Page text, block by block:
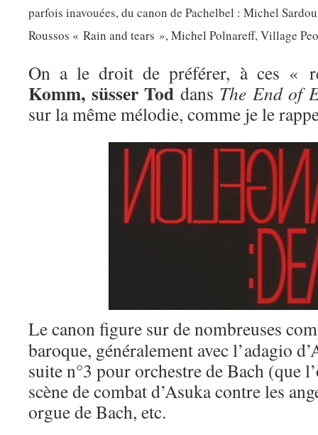
parfois inavouées, du canon de Pachelbel : Michel
Roussos « Rain and tears », Michel Polnareff, Village
On a le droit de préférer, à ces «
Komm, süsser Tod dans The End of
sur la même mélodie, comme je le
Le canon figure sur de nombreuses
baroque, généralement avec l’adagio
suite n°3 pour orchestre de Bach (que
scène de combat d’Asuka contre les
orgue de Bach, etc.